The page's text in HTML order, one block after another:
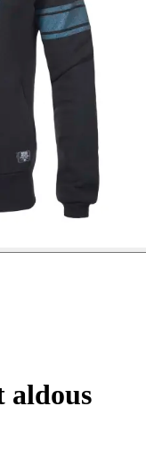
aldous